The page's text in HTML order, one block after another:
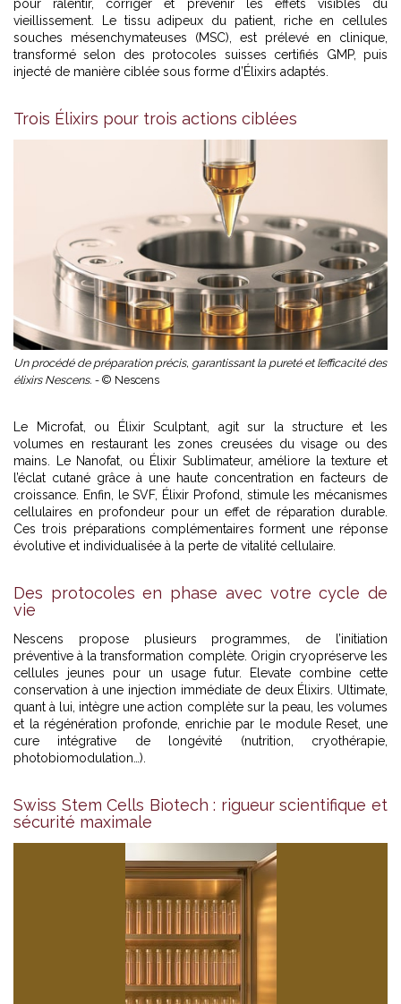
pour ralentir, corriger et prévenir les effets visibles du
vieillissement. Le tissu adipeux du patient, riche en cellules
souches mésenchymateuses (MSC), est prélevé en clinique,
transformé selon des protocoles suisses certifiés GMP, puis
injecté de manière ciblée sous forme d’Élixirs adaptés.
Trois Élixirs pour trois actions ciblées
Un procédé de préparation précis, garantissant la pureté et l’efficacité des
élixirs Nescens. - © Nescens
Le Microfat, ou Élixir Sculptant, agit sur la structure et les
volumes en restaurant les zones creusées du visage ou des
mains. Le Nanofat, ou Élixir Sublimateur, améliore la texture et
l’éclat cutané grâce à une haute concentration en facteurs de
croissance. Enfin, le SVF, Élixir Profond, stimule les mécanismes
cellulaires en profondeur pour un effet de réparation durable.
Ces trois préparations complémentaires forment une réponse
évolutive et individualisée à la perte de vitalité cellulaire.
Des protocoles en phase avec votre cycle de
vie
Nescens propose plusieurs programmes, de l’initiation
préventive à la transformation complète. Origin cryopréserve les
cellules jeunes pour un usage futur. Elevate combine cette
conservation à une injection immédiate de deux Élixirs. Ultimate,
quant à lui, intègre une action complète sur la peau, les volumes
et la régénération profonde, enrichie par le module Reset, une
cure intégrative de longévité (nutrition, cryothérapie,
photobiomodulation…).
Swiss Stem Cells Biotech : rigueur scientifique et
sécurité maximale